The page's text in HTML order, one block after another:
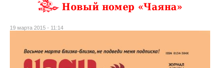
Новый номер «Чаяна»
19 марта 2015 - 11:14